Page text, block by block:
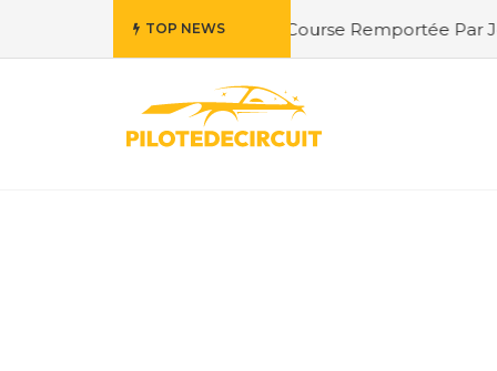
TOP NEWS
de la Course Remportée Par Jordan Berfa